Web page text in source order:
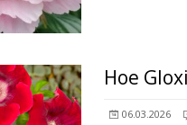
Hoe
06.03.2026